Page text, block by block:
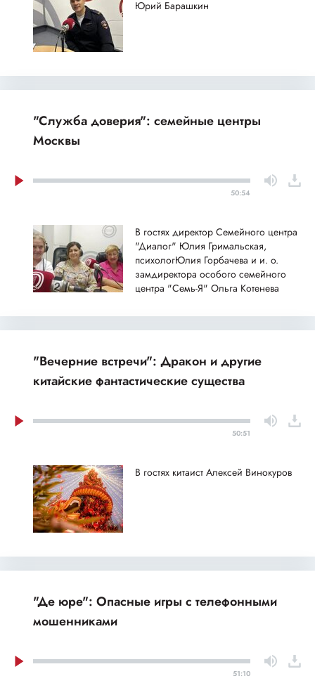
Юрий Барашкин
"Служба доверия": семейные центры
Москвы
50:54
В гостях директор Семейного центра
"Диалог" Юлия Гримальская,
психологЮлия Горбачева и и. о.
замдиректора особого семейного
центра "Семь-Я" Ольга Котенева
"Вечерние встречи": Дракон и другие
китайские фантастические существа
50:51
В гостях китаист Алексей Винокуров
"Де юре": Опасные игры с телефонными
мошенниками
51:10